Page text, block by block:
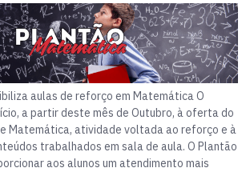
aulas de reforço em Matemática O
a partir deste mês de Outubro, à oferta do
Matemática, atividade voltada ao reforço e à
trabalhados em sala de aula. O Plantão
aos alunos um atendimento mais